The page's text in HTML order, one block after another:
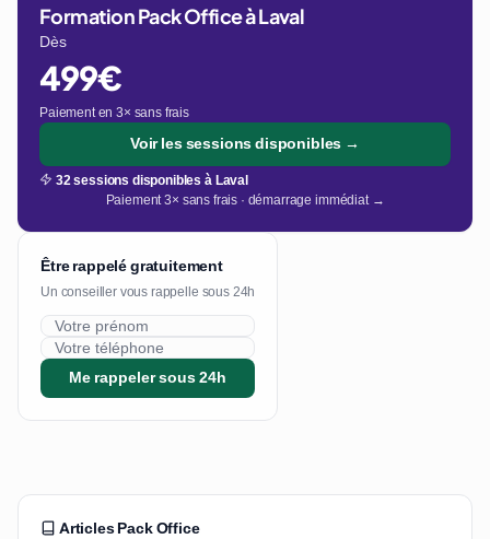
Formation Pack Office à Laval
Dès
499€
Paiement en 3× sans frais
Voir les sessions disponibles →
32 sessions disponibles à Laval
Paiement 3× sans frais · démarrage immédiat →
Être rappelé gratuitement
Un conseiller vous rappelle sous 24h
Me rappeler sous 24h
Articles Pack Office